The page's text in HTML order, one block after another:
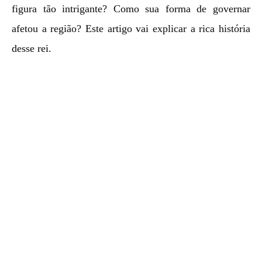
figura tão intrigante? Como sua forma de governar
afetou a região? Este artigo vai explicar a rica história
desse rei.